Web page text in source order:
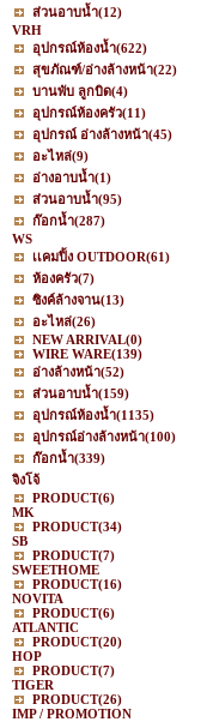
ส่วนอาบน้ำ(12)
VRH
อุปกรณ์ห้องน้ำ(622)
สุขภัณฑ์/อ่างล้างหน้า(22)
บานพับ ลูกบิด(4)
อุปกรณ์ห้องครัว(11)
อุปกรณ์ อ่างล้างหน้า(45)
อะไหล่(9)
อ่างอาบน้ำ(1)
ส่วนอาบน้ำ(95)
ก๊อกน้ำ(287)
WS
เเคมปิ้ง OUTDOOR(61)
ห้องครัว(7)
ซิงค์ล้างจาน(13)
อะไหล่(26)
NEW ARRIVAL(0)
WIRE WARE(139)
อ่างล้างหน้า(52)
ส่วนอาบน้ำ(159)
อุปกรณ์ห้องน้ำ(1135)
อุปกรณ์อ่างล้างหน้า(100)
ก๊อกน้ำ(339)
จิงโจ้
PRODUCT(6)
MK
PRODUCT(34)
SB
PRODUCT(7)
SWEETHOME
PRODUCT(16)
NOVITA
PRODUCT(6)
ATLANTIC
PRODUCT(20)
HOP
PRODUCT(7)
TIGER
PRODUCT(26)
IMP / PROMOTION